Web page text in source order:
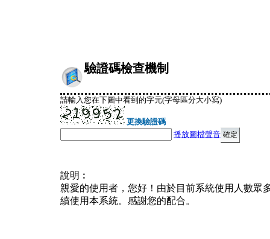
驗證碼檢查機制
請輸入您在下圖中看到的字元(字母區分大小寫)
更換驗證碼
播放圖檔聲音
說明︰
親愛的使用者，您好！由於目前系統使用人數眾
續使用本系統。感謝您的配合。